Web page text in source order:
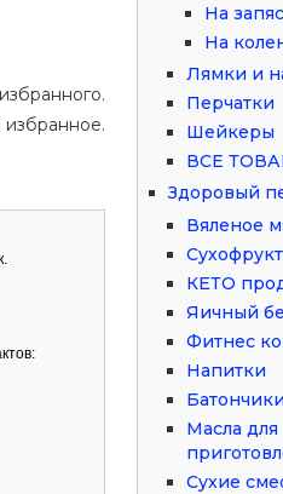
избранное.
На
На
Лямки и
Перчатки
Шейкеры
ВСЕ
Здоровый
Вяленое
КЕТО
Яичный
Фитнес
Напитки
Масла для
Сухие